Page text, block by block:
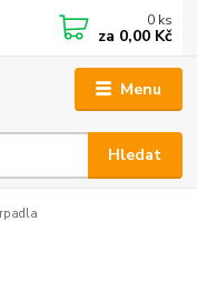
Menu
Hledat
0 ks
za 0,00 Kč